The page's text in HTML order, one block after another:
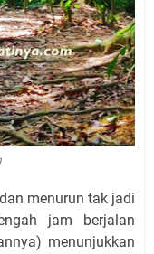
menurun tak jadi
jam berjalan
menunjukkan